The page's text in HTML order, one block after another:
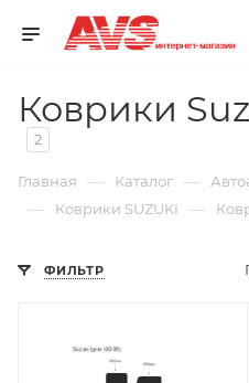
Коврики
2
Главная — Каталог —
— Коврики SUZUKI —
ФИЛЬТР